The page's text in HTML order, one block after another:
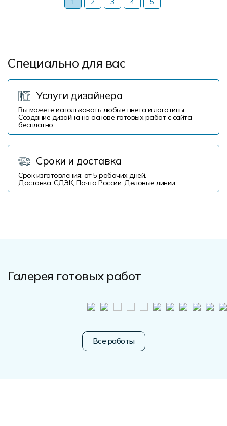
Специально для вас
Услуги дизайнера
Вы можете использовать любые цвета и логотипы.
Создание дизайна на основе готовых работ с сайта -
бесплатно
Сроки и доставка
Срок изготовления: от 5 рабочих дней.
Доставка: СДЭК, Почта России, Деловые линии.
Галерея готовых работ
Все работы